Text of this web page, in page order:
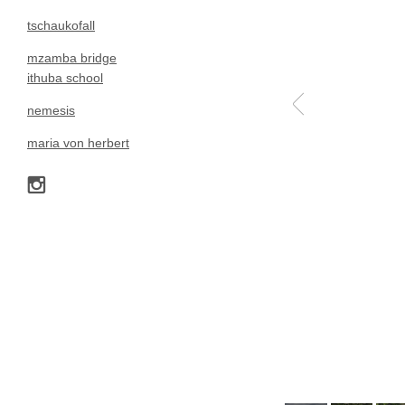
tschaukofall
mzamba bridge
ithuba school
nemesis
maria von herbert